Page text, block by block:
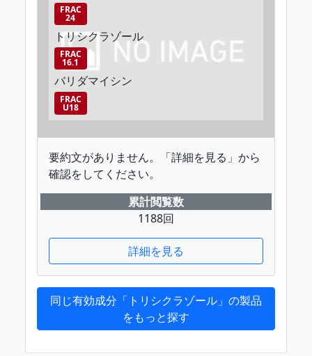
FRAC
24
トリシクラゾール
FRAC
16.1
バリダマイシン
FRAC
U18
要約文がありません。「詳細を見る」から
確認をしてください。
累計閲覧数
1188回
詳細を見る
同じ有効成分「トリシクラゾール」の製品
をもっと探す